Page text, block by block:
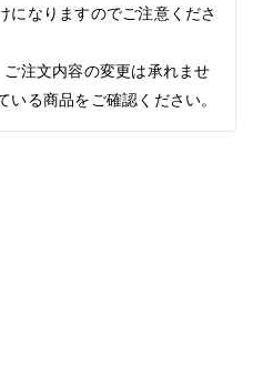
になりますのでご注意くださ
注文内容の変更は承れませ
いる商品をご確認ください。